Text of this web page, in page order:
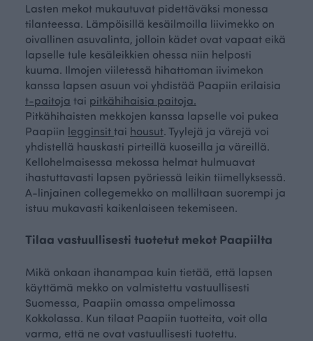
Lasten mekot mukautuvat pidettäväksi monessa
tilanteessa. Lämpöisillä kesäilmoilla liivimekko on
oivallinen asuvalinta, jolloin kädet ovat vapaat eikä
lapselle tule kesäleikkien ohessa niin helposti
kuuma. Ilmojen viiletessä hihattoman iivimekon
kanssa lapsen asuun voi yhdistää Paapiin erilaisia
t-paitoja tai pitkähihaisia paitoja.
Pitkähihaisten mekkojen kanssa lapselle voi pukea
Paapiin legginsittai housut. Tyylejä ja värejä voi
yhdistellä hauskasti pirteillä kuoseilla ja väreillä.
Kellohelmaisessa mekossa helmat hulmuavat
ihastuttavasti lapsen pyöriessä leikin tiimellyksessä.
A-linjainen collegemekko on malliltaan suorempi ja
istuu mukavasti kaikenlaiseen tekemiseen.
Tilaa vastuullisesti tuotetut mekot Paapiilta
Mikä onkaan ihanampaa kuin tietää, että lapsen
käyttämä mekko on valmistettu vastuullisesti
Suomessa, Paapiin omassa ompelimossa
Kokkolassa. Kun tilaat Paapiin tuotteita, voit olla
varma, että ne ovat vastuullisesti tuotettu.